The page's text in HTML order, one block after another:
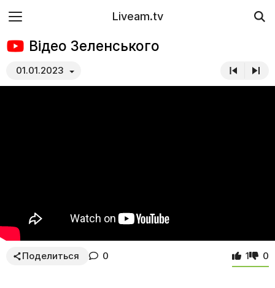
Liveam.tv
Відео Зеленського
01.01.2023
Поделиться 0 1 0